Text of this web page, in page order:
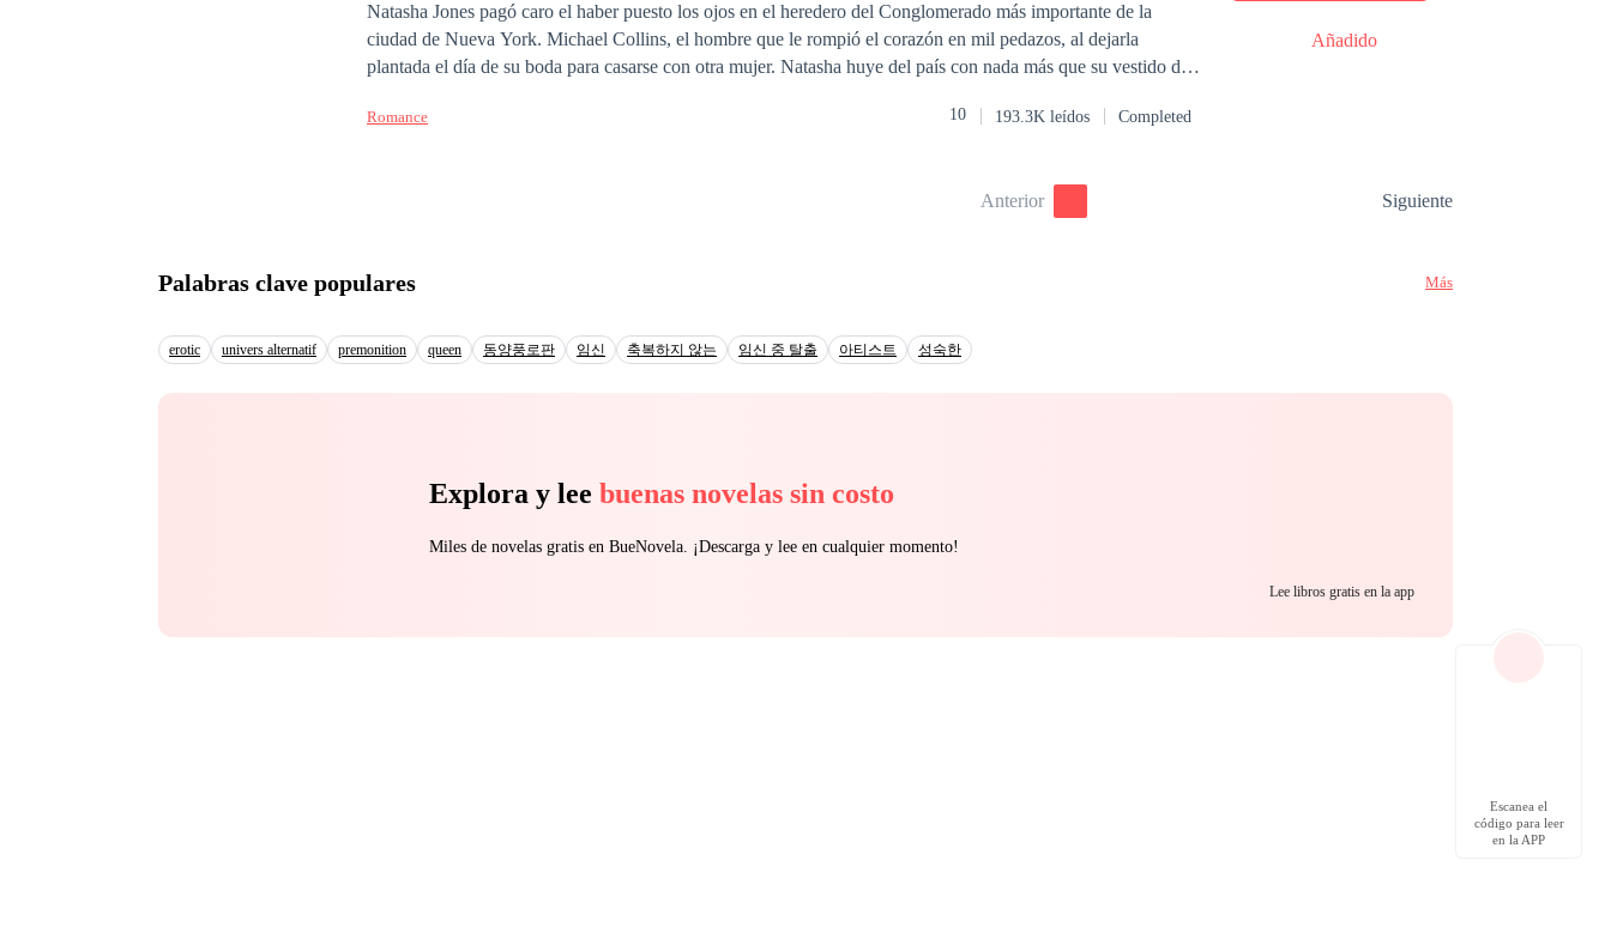
Natasha Jones pagó caro el haber puesto los ojos en el heredero del Conglomerado más importante de la
ciudad de Nueva York. Michael Collins, el hombre que le rompió el corazón en mil pedazos, al dejarla
plantada el día de su boda para casarse con otra mujer. Natasha huye del país con nada más que su vestido de
pintoras más destacadas del momento. Michael Collins no estaba preparado para volver a ver a Natasha Jones
Romance 10 193.3K leídos Completed
Añadido
Anterior Siguiente
Palabras clave populares Más
erotic univers alternatif premonition queen 동양풍로판 임신 축복하지 않는 임신 중 탈출 아티스트 성숙한
Explora y lee buenas novelas sin costo
Miles de novelas gratis en BueNovela. ¡Descarga y lee en cualquier momento!
Lee libros gratis en la app
Escanea el
código para leer
en la APP